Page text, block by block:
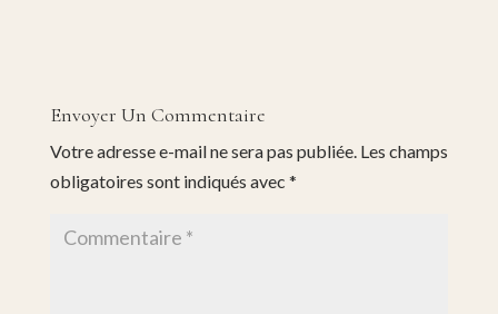
Envoyer Un Commentaire
Votre adresse e-mail ne sera pas publiée. Les champs
obligatoires sont indiqués avec *